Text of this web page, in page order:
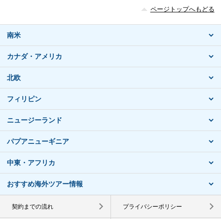
ページトップへもどる
南米
カナダ・アメリカ
北欧
フィリピン
ニュージーランド
パプアニューギニア
中東・アフリカ
おすすめ海外ツアー情報
契約までの流れ プライバシーポリシー